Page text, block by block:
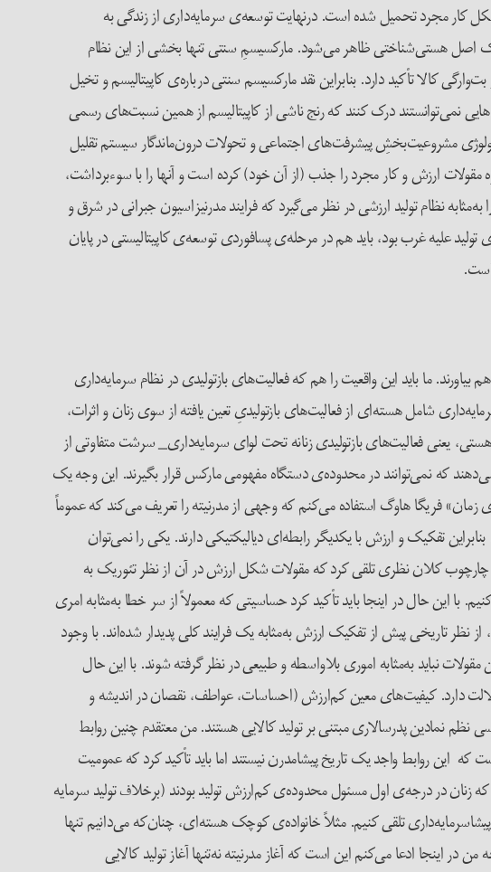
کار مجرد تحمیل شده است. درنهایت توسعه‌ی سرمایه‌داری از زندگی به
اصل هستی‌شناختی ظاهر می‌شود. مارکسیسمِ سنتی تنها بخشی از این نظام
کالا تأکید دارد. بنابراین نقد مارکسیسم سنتی درباره‌ی کاپیتالیسم و تخیل
نمی‌توانستند درک کنند که رنج ناشی از کاپیتالیسم از همین نسبت‌های رسمی
مشروعیت‌بخشِ پیشرفت‌های اجتماعی و تحولات درون‌ماندگار سیستم تقلیل
ارزش و کار مجرد را جذب (از آن خود) کرده است و آنها را با سوء‌برداشت،
نظام تولید ارزشی در نظر می‌گیرد که فرایند مدرنیزاسیون جبرانی در شرق و
علیه غرب بود، باید هم در مرحله‌ی پسافوردی توسعه‌ی کاپیتالیستی در پایان
ما باید این واقعیت را هم که فعالیت‌های بازتولیدی در نظام سرمایه‌داری
شامل هسته‌ای از فعالیت‌های بازتولیدیِ تعین یافته از سوی زنان و اثرات،
یعنی فعالیت‌های بازتولیدی زنانه تحت لوای سرمایه‌داری_ سرشت متفاوتی از
که نمی‌توانند در محدوده‌ی دستگاه مفهومی مارکس قرار بگیرند. این وجه یک
فریگا هاوگ استفاده می‌کنم که وجهی از مدرنیته را تعریف می‌کند که عموماً
تفکیک و ارزش با یکدیگر رابطه‌ای دیالیکتیکی دارند. یکی را نمی‌توان
کلان نظری تلقی کرد که مقولات شکل ارزش در آن از نظر تئوریک به
این حال در اینجا باید تأکید کرد حساسیتی که معمولاً از سر خطا به‌مثابه امری
نظر تاریخی پیش از تفکیک ارزش به‌مثابه یک فرایند کلی پدیدار شده‌اند. با وجود
نباید به‌مثابه اموری بلاواسطه و طبیعی در نظر گرفته شوند. با این حال
دارد. کیفیت‌های معین کم‌ارزش‌ (احساسات، عواطف، نقصان در اندیشه و
پدرسالاری مبتنی بر تولید کالایی هستند. من معتقدم چنین روابط
که این روابط واجد یک تاریخ پیشامدرن نیستند اما باید تأکید کرد که عمومیت
زنان در درجه‌ی اول مسئول محدوده‌ی کم‌ارزش تولید بودند (برخلاف تولید سرمایه
پیشاسرمایه‌داری تلقی کنیم. مثلاً خانواده‌ی کوچک هسته‌ای، چنان‌که می‌دانیم تنها
اینجا ادعا می‌کنم این است که آغاز مدرنیته نه‌تنها آغاز تولید کالایی